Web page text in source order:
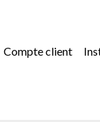
Compte client